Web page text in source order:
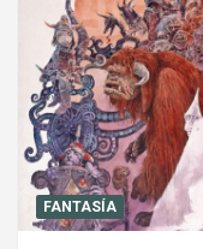
FANTASÍA